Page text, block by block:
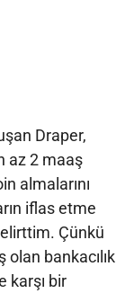
Draper,
az 2 maaş
almalarını
iflas etme
Çünkü
bankacılık
karşı bir